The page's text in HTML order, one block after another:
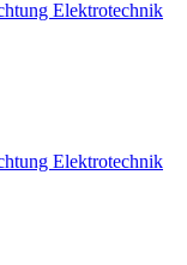
Elektrotechnik
Elektrotechnik